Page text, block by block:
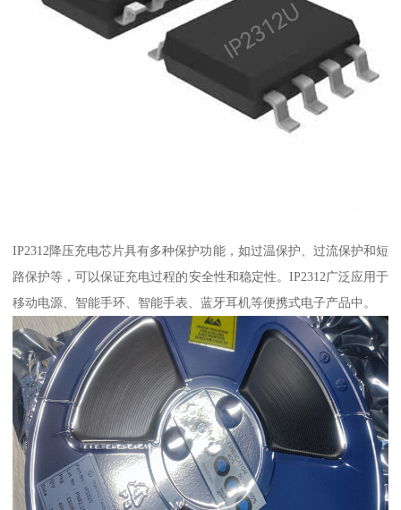
IP2312降压充电芯片具有多种保护功能，如过温保护、过流保护和短
路保护等，可以保证充电过程的安全性和稳定性。IP2312广泛应用于
移动电源、智能手环、智能手表、蓝牙耳机等便携式电子产品中。